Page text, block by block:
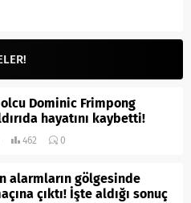
Dominic Frimpong
hayatını kaybetti!
462 0
alarmların gölgesinde
çıktı! İşte aldığı sonuç